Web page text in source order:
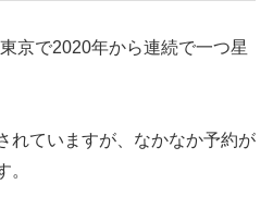
京で2020年から連続で一つ星
れていますが、なかなか予約が
。